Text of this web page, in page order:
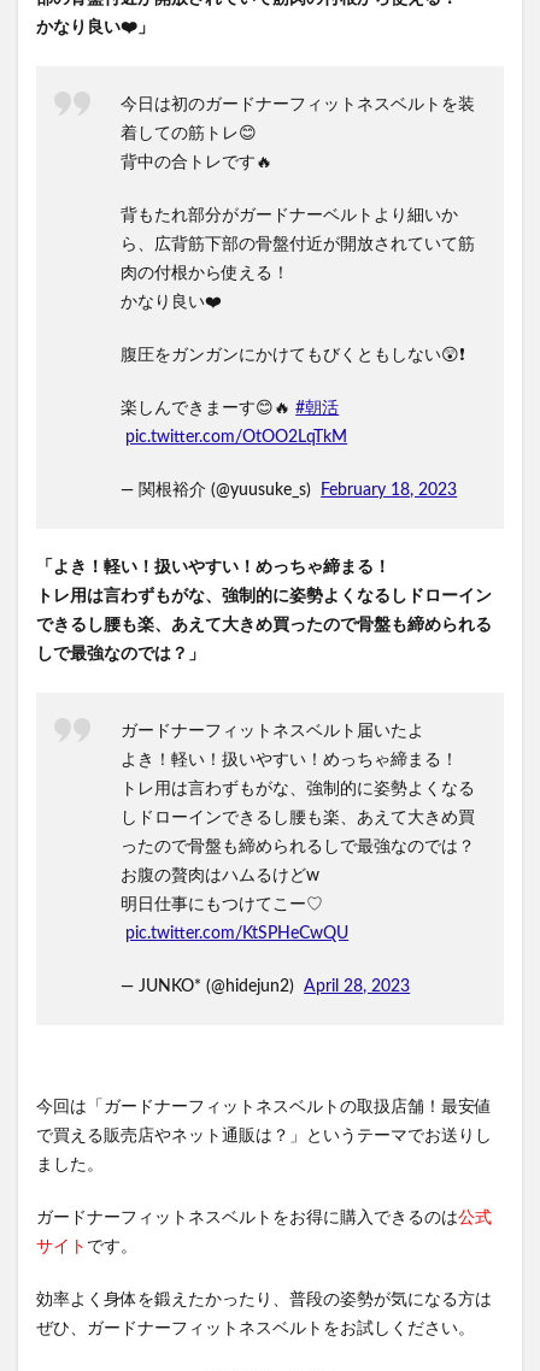
かなり良い❤️」
今日は初のガードナーフィットネスベルトを装
着しての筋トレ😊
背中の合トレです🔥
背もたれ部分がガードナーベルトより細いか
ら、広背筋下部の骨盤付近が開放されていて筋
肉の付根から使える！
かなり良い❤️
腹圧をガンガンにかけてもびくともしない😲❗️
楽しんできまーす😊🔥 #朝活
pic.twitter.com/OtOO2LqTkM
— 関根裕介 (@yuusuke_s) February 18, 2023
「よき！軽い！扱いやすい！めっちゃ締まる！
トレ用は言わずもがな、強制的に姿勢よくなるしドローイン
できるし腰も楽、あえて大きめ買ったので骨盤も締められる
しで最強なのでは？」
ガードナーフィットネスベルト届いたよ
よき！軽い！扱いやすい！めっちゃ締まる！
トレ用は言わずもがな、強制的に姿勢よくなる
しドローインできるし腰も楽、あえて大きめ買
ったので骨盤も締められるしで最強なのでは？
お腹の贅肉はハムるけどw
明日仕事にもつけてこー♡
pic.twitter.com/KtSPHeCwQU
— JUNKO* (@hidejun2) April 28, 2023
今回は「ガードナーフィットネスベルトの取扱店舗！最安値
で買える販売店やネット通販は？」というテーマでお送りし
ました。
ガードナーフィットネスベルトをお得に購入できるのは公式
サイト です。
効率よく身体を鍛えたかったり、普段の姿勢が気になる方は
ぜひ、ガードナーフィットネスベルトをお試しください。